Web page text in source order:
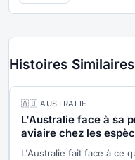
Histoires Similaires
🇦🇺 AUSTRALIE
L'Australie face à sa
aviaire chez les
L'Australie fait face à ce